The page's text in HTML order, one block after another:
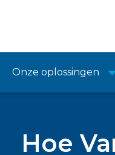
Onze oplossingen
Hoe